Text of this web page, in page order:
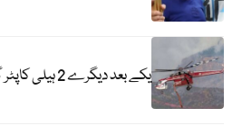
یکے بعد دیگرے 2 ہیلی کاپٹر گر کر تباہ؛ متعدد ہلاکتیں